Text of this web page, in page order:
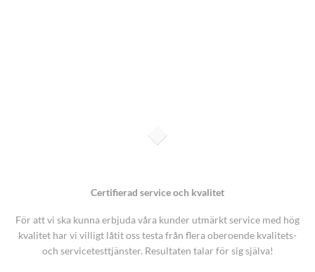
Certifierad service och kvalitet
För att vi ska kunna erbjuda våra kunder utmärkt service med hög
kvalitet har vi villigt låtit oss testa från flera oberoende kvalitets-
och servicetesttjänster. Resultaten talar för sig själva!